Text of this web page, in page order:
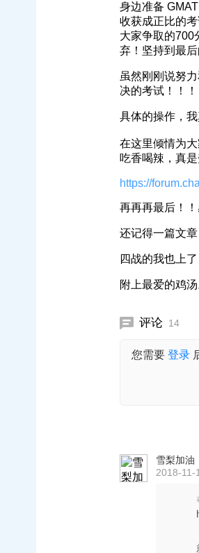
身边准备
收获成正比的
大家争取的700
弃！坚持到最后
虽然刚刚说努
决的考试！！！
具体的操作，
在这里倾情为
吃香喝辣，真
https://
再再再最后！
还记得一篇文
四战的我也上
附上最爱的鸡
评论 14
您需要 登录
雪梨加油
2018-11-